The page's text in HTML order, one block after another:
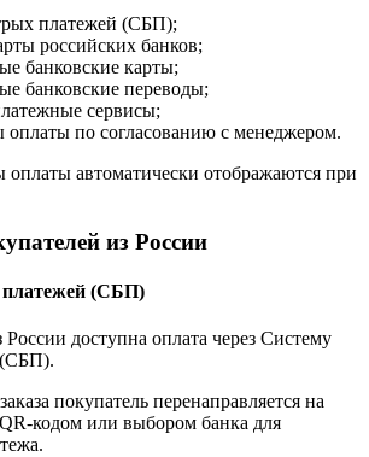
платежей (СБП);
российских банков;
банковские карты;
банковские переводы;
сервисы;
оплаты по согласованию с менеджером.
автоматически отображаются при
из России
(СБП)
доступна оплата через Систему
(СБП).
покупатель перенаправляется на
кодом или выбором банка для